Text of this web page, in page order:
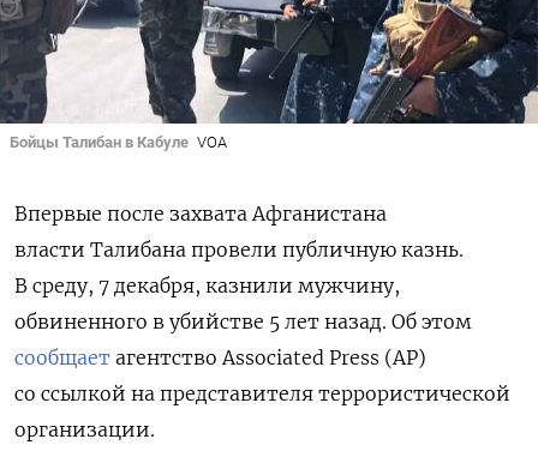
Бойцы Талибан в Кабуле VOA
Впервые после захвата Афганистана
власти Талибана провели публичную казнь.
В среду, 7 декабря, казнили мужчину,
обвиненного в убийстве 5 лет назад. Об этом
сообщает агентство Associated Press (AP)
со ссылкой на представителя террористической
организации.